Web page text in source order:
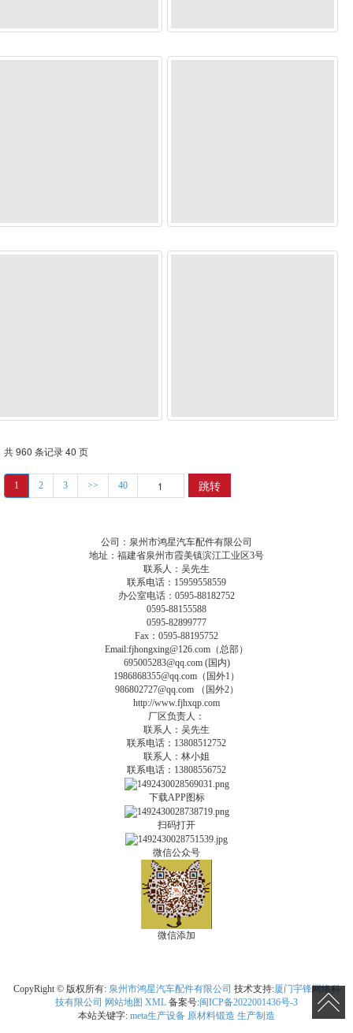
共 960 条记录 40 页
1 2 3 >> 40 跳转
公司：泉州市鸿星汽车配件有限公司
地址：福建省泉州市霞美镇滨江工业区3号
联系人：吴先生
联系电话：15959558559
办公室电话：0595-88182752
0595-88155588
0595-82899777
Fax：0595-88195752
Email:fjhongxing@126.com（总部）
695005283@qq.com (国内)
1986868355@qq.com（国外1）
986802727@qq.com （国外2）
http://www.fjhxqp.com
厂区负责人：
联系人：吴先生
联系电话：13808512752
联系人：林小姐
联系电话：13808556752
下载APP图标
扫码打开
微信公众号
微信添加
CopyRight © 版权所有: 泉州市鸿星汽车配件有限公司 技术支持:厦门宇锋网络科
技有限公司 网站地图 XML 备案号:闽ICP备2022001436号-3
本站关键字: meta生产设备 原材料锻造 生产制造